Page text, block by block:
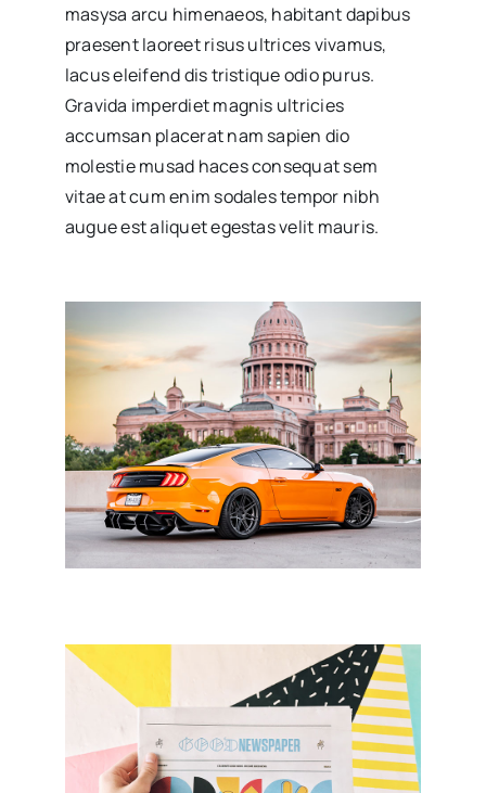
masysa arcu himenaeos, habitant dapibus
praesent laoreet risus ultrices vivamus,
lacus eleifend dis tristique odio purus.
Gravida imperdiet magnis ultricies
accumsan placerat nam sapien dio
molestie musad haces consequat sem
vitae at cum enim sodales tempor nibh
augue est aliquet egestas velit mauris.